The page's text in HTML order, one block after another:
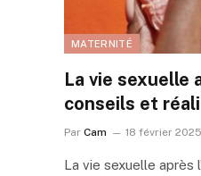
MATERNITÉ
La vie sexuelle
conseils et
Par Cam 18 février 2025
La vie sexuelle après